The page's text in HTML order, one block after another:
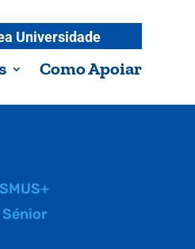
Universidade
Como Apoiar